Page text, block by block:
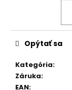
Kategória:
Záruka:
EAN:
Opýtať sa
MZ-
1/10
MODRÉ
€111